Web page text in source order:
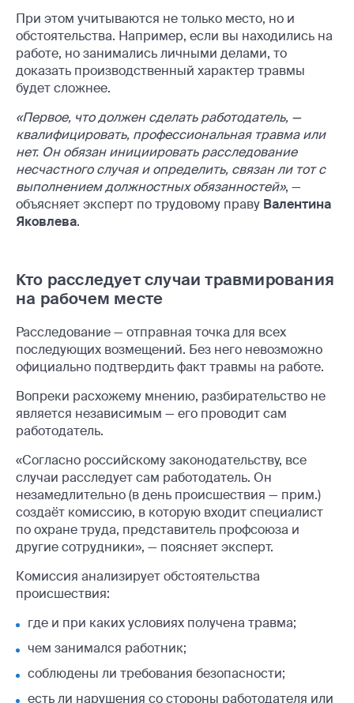
При этом учитываются не только место, но и
обстоятельства. Например, если вы находились на
работе, но занимались личными делами, то
доказать производственный характер травмы
будет сложнее.
«Первое, что должен сделать работодатель, —
квалифицировать, профессиональная травма или
нет. Он обязан инициировать расследование
несчастного случая и определить, связан ли тот с
выполнением должностных обязанностей», —
объясняет эксперт по трудовому праву Валентина
Яковлева.
Кто расследует случаи травмирования
на рабочем месте
Расследование — отправная точка для всех
последующих возмещений. Без него невозможно
официально подтвердить факт травмы на работе.
Вопреки расхожему мнению, разбирательство не
является независимым — его проводит сам
работодатель.
«Согласно российскому законодательству, все
случаи расследует сам работодатель. Он
незамедлительно (в день происшествия — прим.)
создаёт комиссию, в которую входит специалист
по охране труда, представитель профсоюза и
другие сотрудники», — поясняет эксперт.
Комиссия анализирует обстоятельства
происшествия:
где и при каких условиях получена травма;
чем занимался работник;
соблюдены ли требования безопасности;
есть ли нарушения со стороны работодателя или